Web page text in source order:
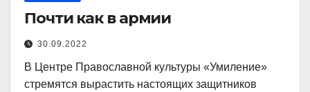
Почти как в армии
30.09.2022
В Центре Православной культуры «Умиление»
стремятся вырастить настоящих защитников